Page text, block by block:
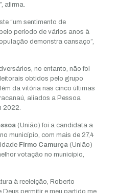
afirma.
“um sentimento de
período de vários anos à
demonstra cansaço”,
no entanto, não foi
obtidos pelo grupo
da vitória nas cinco últimas
aliados a Pessoa
2022.
(União) foi a candidata a
município, com mais de 27,4
Firmo Camurça(União)
votação no município,
à reeleição, Roberto
Deus permitir e meu partido me